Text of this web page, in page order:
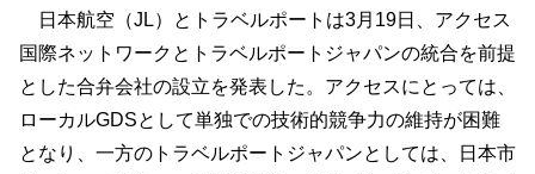
日本航空（JL）とトラベルポートは3月19日、アクセス
国際ネットワークとトラベルポートジャパンの統合を前提
とした合弁会社の設立を発表した。アクセスにとっては、
ローカルGDSとして単独での技術的競争力の維持が困難
となり、一方のトラベルポートジャパンとしては、日本市